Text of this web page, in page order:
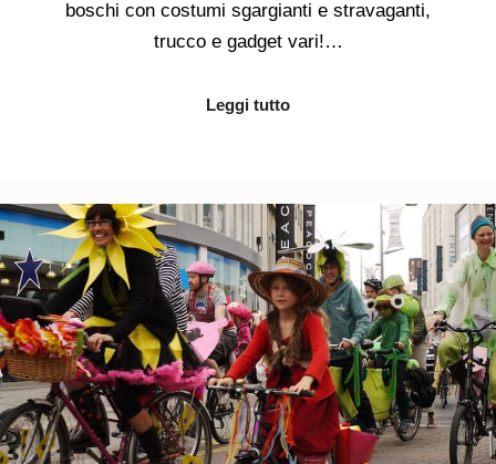
boschi con costumi sgargianti e stravaganti,
trucco e gadget vari!…
Leggi tutto